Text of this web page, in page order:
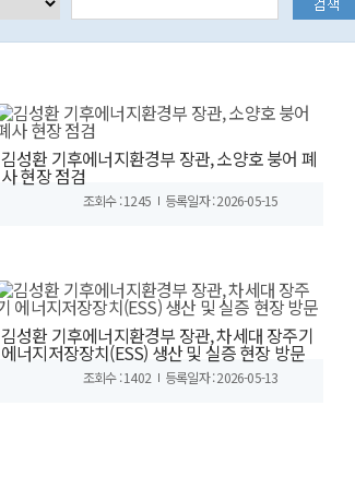
김성환 기후에너지환경부 장관, 소양호 붕어 폐
사 현장 점검
조회수 : 1245 등록일자 : 2026-05-15
김성환 기후에너지환경부 장관, 차세대 장주기
에너지저장장치(ESS) 생산 및 실증 현장 방문
조회수 : 1402 등록일자 : 2026-05-13